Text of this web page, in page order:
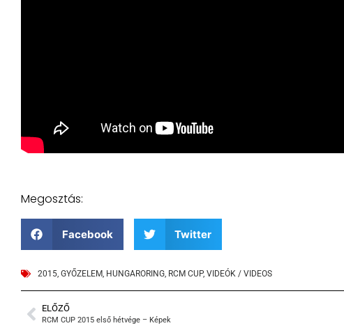
Megosztás:
Facebook Twitter
2015, GYŐZELEM, HUNGARORING, RCM CUP, VIDEÓK / VIDEOS
ELŐZŐ
RCM CUP 2015 első hétvége – Képek